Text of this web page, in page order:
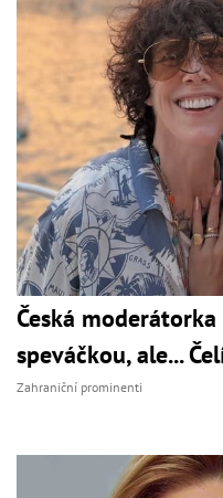
Česká
speváčkou, ale...
Zahraniční prominenti